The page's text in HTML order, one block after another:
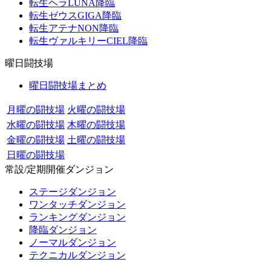
転生ヘラLUNA降臨
転生ゼウスGIGA降臨
転生アテナNON降臨
転生ヴァルキリーCIEL降臨
曜日闘技場
曜日闘技場まとめ
月曜の闘技場 火曜の闘技場
水曜の闘技場 木曜の闘技場
金曜の闘技場 土曜の闘技場
日曜の闘技場
常設/定期開催ダンジョン
ステージダンジョン
ワンタッチダンジョン
ランキングダンジョン
降臨ダンジョン
ノーマルダンジョン
テクニカルダンジョン